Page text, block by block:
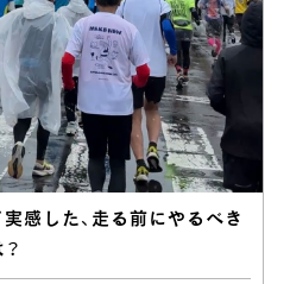
感した、走る前にやるべき